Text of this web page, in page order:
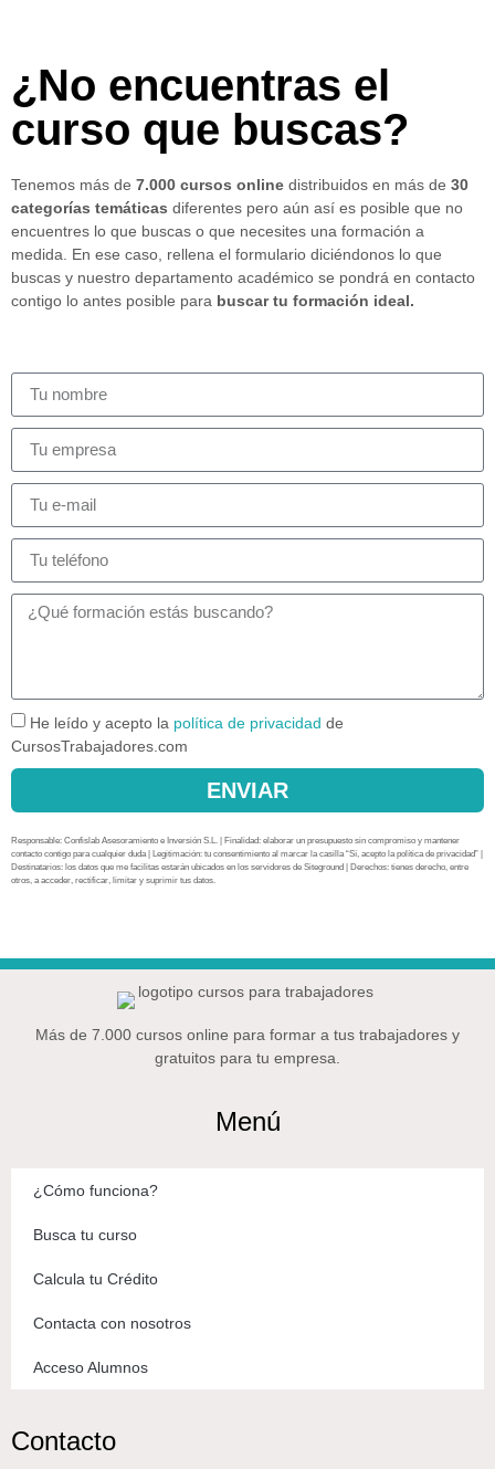
¿No encuentras el
curso que buscas?
Tenemos más de 7.000 cursos online distribuidos en más de 30
categorías temáticas diferentes pero aún así es posible que no
encuentres lo que buscas o que necesites una formación a
medida. En ese caso, rellena el formulario diciéndonos lo que
buscas y nuestro departamento académico se pondrá en contacto
contigo lo antes posible para buscar tu formación ideal.
He leído y acepto la política de privacidad de
CursosTrabajadores.com
ENVIAR
Responsable: Confislab Asesoramiento e Inversión S.L. | Finalidad: elaborar un presupuesto sin compromiso y mantener
contacto contigo para cualquier duda | Legitimación: tu consentimiento al marcar la casilla “Sí, acepto la política de privacidad” |
Destinatarios: los datos que me facilitas estarán ubicados en los servidores de Siteground | Derechos: tienes derecho, entre
otros, a acceder, rectificar, limitar y suprimir tus datos.
Más de 7.000 cursos online para formar a tus trabajadores y
gratuitos para tu empresa.
Menú
¿Cómo funciona?
Busca tu curso
Calcula tu Crédito
Contacta con nosotros
Acceso Alumnos
Contacto